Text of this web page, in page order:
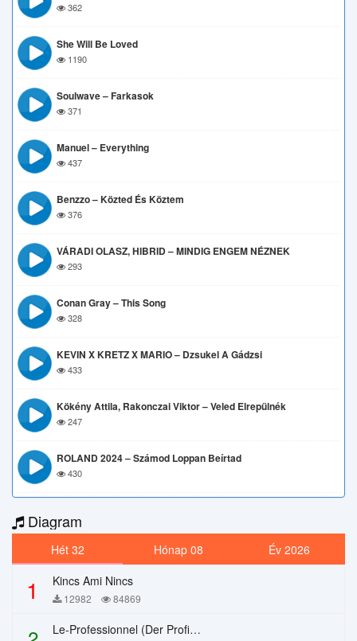
362
She Will Be Loved
1190
Soulwave – Farkasok
371
Manuel – Everything
437
Benzzo – Közted És Köztem
376
VÁRADI OLASZ, HIBRID – MINDIG ENGEM NÉZNEK
293
Conan Gray – This Song
328
KEVIN X KRETZ X MARIO – Dzsukel A Gádzsi
433
Kökény Attila, Rakonczai Viktor – Veled Elrepülnék
247
ROLAND 2024 – Számod Loppan Beírtad
430
Diagram
Hét 32 Hónap 08 Év 2026
1 Kincs Ami Nincs
12982 84869
Le-Professionnel (Der Profi) – Chi Mai